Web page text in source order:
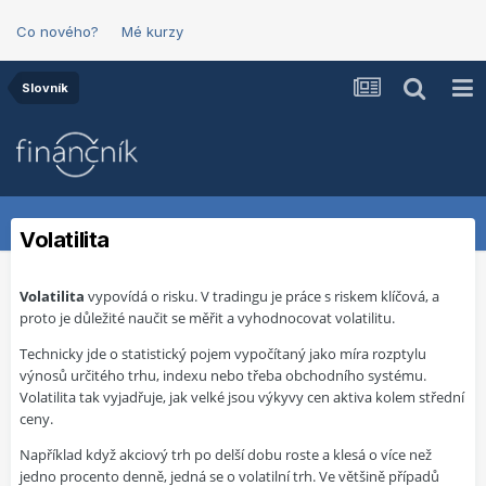
Co nového? Mé kurzy
Slovník
Volatilita
Volatilita vypovídá o risku. V tradingu je práce s riskem klíčová, a
proto je důležité naučit se měřit a vyhodnocovat volatilitu.
Technicky jde o statistický pojem vypočítaný jako míra rozptylu
výnosů určitého trhu, indexu nebo třeba obchodního systému.
Volatilita tak vyjadřuje, jak velké jsou výkyvy cen aktiva kolem střední
ceny.
Například když akciový trh po delší dobu roste a klesá o více než
jedno procento denně, jedná se o volatilní trh. Ve většině případů